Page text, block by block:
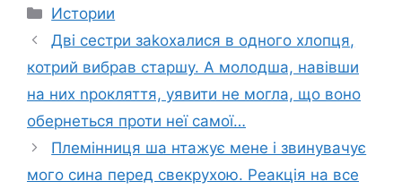
Categories
Истории
Дві сестри заkохалися в одного хлопця,
котрий вибрав старшу. А молодша, навівши
на них nрокляття, уявити не могла, що воно
обернеться проти неї самої…
Племінниця ша нтажує мене і звинувачує
мого сина перед свекрухою. Реакція на все